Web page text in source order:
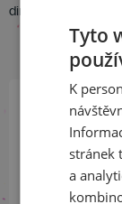
dir. dr. Václav
a
Tyto
K
stránek
a